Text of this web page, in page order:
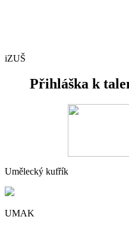
iZUŠ
Přihláška k
Umělecký kufřík
UMAK